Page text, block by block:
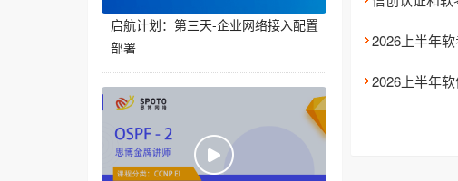
启航计划：第三天-企业网络接入配置
部署
2026上半年